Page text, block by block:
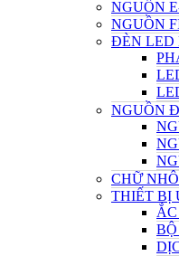
NGUỒN
NGUỒN
ĐÈN LED
NGUỒN
CHỮ
THIẾT BỊ